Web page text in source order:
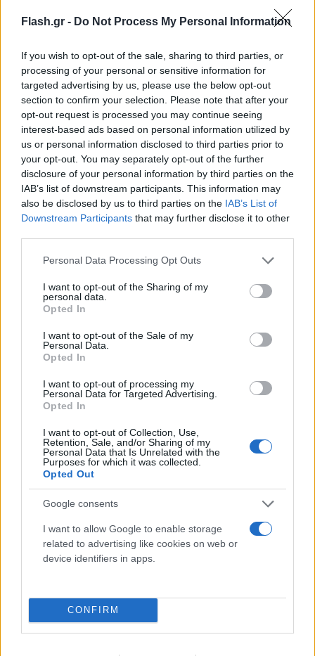
Flash.gr - Do Not Process My Personal Information
If you wish to opt-out of the sale, sharing to third parties, or
processing of your personal or sensitive information for
targeted advertising by us, please use the below opt-out
section to confirm your selection. Please note that after your
opt-out request is processed you may continue seeing
interest-based ads based on personal information utilized by
us or personal information disclosed to third parties prior to
your opt-out. You may separately opt-out of the further
disclosure of your personal information by third parties on the
IAB’s list of downstream participants. This information may
also be disclosed by us to third parties on the IAB’s List of
Downstream Participants that may further disclose it to other
Please note that this website/app uses one or more Google
not limited to your visit or usage behaviour. You may click to
grant or deny consent to Google and its third-party tags to
use your data for below specified purposes in below Google
consent section.
Personal Data Processing Opt Outs
I want to opt-out of the Sharing of my
personal data.
Opted In
I want to opt-out of the Sale of my
Personal Data.
Opted In
I want to opt-out of processing my
Personal Data for Targeted Advertising.
Opted In
I want to opt-out of Collection, Use,
Retention, Sale, and/or Sharing of my
Personal Data that Is Unrelated with the
Purposes for which it was collected.
Opted Out
Google consents
I want to allow Google to enable storage
related to advertising like cookies on web or
device identifiers in apps.
CONFIRM
Οι διαφορετικές εκδοχές
Από τη μία πλευρά η οικογένεια του Jack Fenton
εξαπολύει επίθεση στους αρμόδιους ότι δεν
τηρήθηκαν τα πρωτόκολλα ασφαλείας, από την
άλλη πλευρά υποστηρίζεται ότι ο άτυχος νεαρός
Σύμφωνα με τον πρόεδρο της ελληνικής επιτροπής
αεροπορικών ατυχημάτων, Ιωάννη Κανδύλη, στη